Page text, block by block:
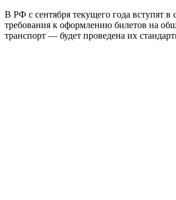
В РФ с сентября текущего года вступят в
требования к оформлению билетов на
транспорт — будет проведена их